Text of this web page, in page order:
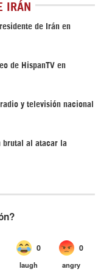
IRÁN
de Irán en
de HispanTV en
y televisión nacional
brutal al atacar la